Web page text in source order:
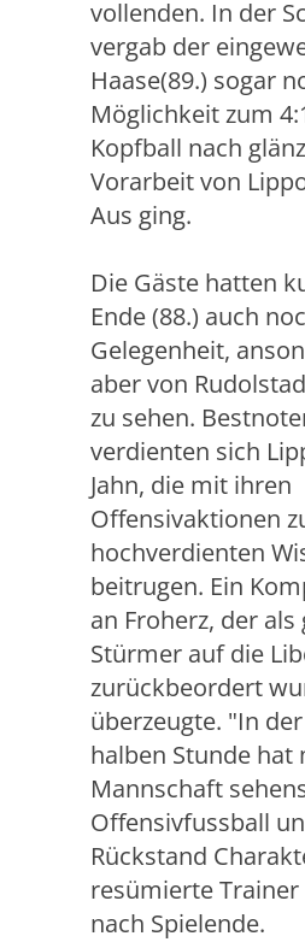
vollenden. In der
vergab der
Haase(89.) sogar
Möglichkeit zum
Kopfball nach
Vorarbeit von
Aus ging.
Die Gäste hatten
Ende (88.) auch
Gelegenheit,
aber von
zu sehen.
verdienten sich
Jahn, die mit ihren
Offensivaktionen
hochverdienten
beitrugen. Ein
an Froherz, der
Stürmer auf die
zurückbeordert
überzeugte. "In
halben Stunde hat
Mannschaft
Offensivfussball
Rückstand
resümierte Trainer
nach Spielende.